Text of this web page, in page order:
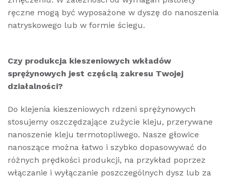
ręczne mogą być wyposażone w dyszę do nanoszenia
natryskowego lub w formie ściegu.
Czy produkcja kieszeniowych wkładów
sprężynowych jest częścią zakresu Twojej
działalności?
Do klejenia kieszeniowych rdzeni sprężynowych
stosujemy oszczędzające zużycie kleju, przerywane
nanoszenie kleju termotopliwego. Nasze głowice
nanoszące można łatwo i szybko dopasowywać do
różnych prędkości produkcji, na przykład poprzez
włączanie i wyłączanie poszczególnych dysz lub za